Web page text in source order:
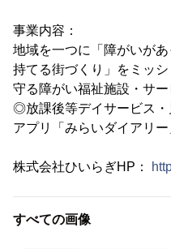
事業内容：
地域を一つに「障がいが
持てる街づくり」をミッ
守る障がい福祉施設・サー
◎放課後等デイサービス・
アプリ「みらいダイアリー
株式会社ひいらぎHP：
すべての画像